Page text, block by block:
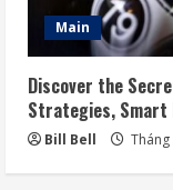
Main
Discover the
Strategies, Smart
Bill Bell Tháng